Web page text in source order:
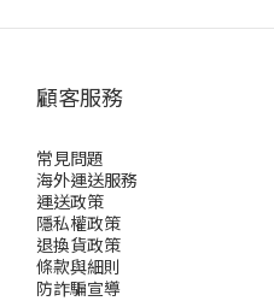
顧客服務
常見問題
海外運送服務
運送政策
隱私權政策
退換貨政策
條款與細則
防詐騙宣導